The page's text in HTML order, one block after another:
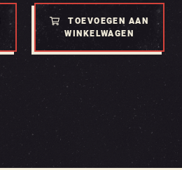
TOEVOEGEN AAN
WINKELWAGEN